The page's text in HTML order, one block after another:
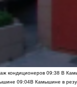
кондиционеров 09:38 В
09:04В Камышине в